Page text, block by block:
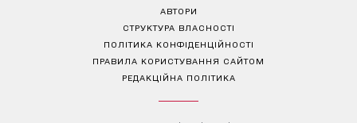
АВТОРИ
СТРУКТУРА ВЛАСНОСТІ
ПОЛІТИКА КОНФІДЕНЦІЙНОСТІ
ПРАВИЛА КОРИСТУВАННЯ САЙТОМ
РЕДАКЦІЙНА ПОЛІТИКА